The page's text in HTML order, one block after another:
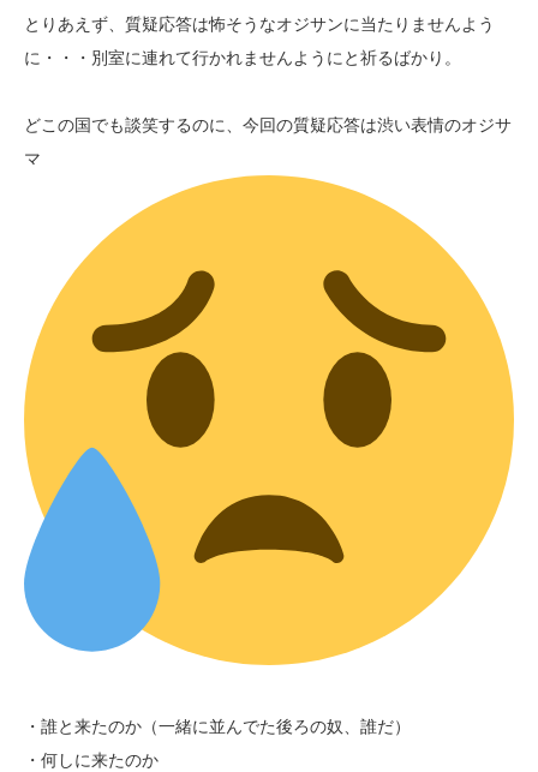
とりあえず、質疑応答は怖そうなオジサンに当たりませんよう
に・・・別室に連れて行かれませんようにと祈るばかり。
どこの国でも談笑するのに、今回の質疑応答は渋い表情のオジサ
マ
・誰と来たのか（一緒に並んでた後ろの奴、誰だ）
・何しに来たのか